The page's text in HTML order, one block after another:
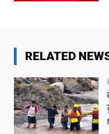
RELATED